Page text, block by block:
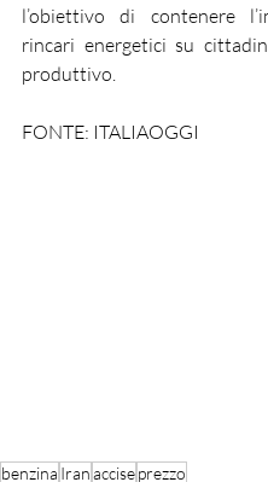
l’obiettivo di contenere
rincari energetici su
produttivo.
FONTE: ITALIAOGGI
benzina Iranacciseprezzo